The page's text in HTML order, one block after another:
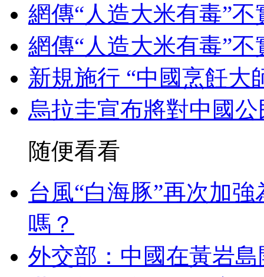
網傳“人造大米有毒”
網傳“人造大米有毒”
新規施行 “中國烹飪大
烏拉圭宣布將對中國
随便看看
台風“白海豚”再次加
嗎？
外交部：中國在黃岩